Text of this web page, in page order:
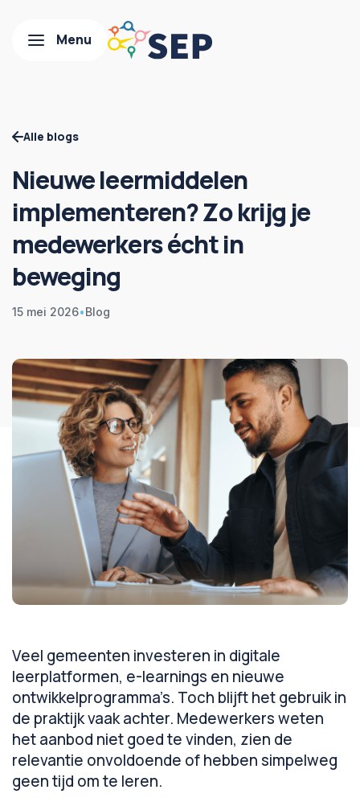
Alle blogs
Nieuwe leermiddelen
implementeren? Zo krijg je
medewerkers écht in
beweging
15 mei 2026•Blog
Veel gemeenten investeren in digitale
leerplatformen, e-learnings en nieuwe
ontwikkelprogramma’s. Toch blijft het gebruik in
de praktijk vaak achter. Medewerkers weten
het aanbod niet goed te vinden, zien de
relevantie onvoldoende of hebben simpelweg
geen tijd om te leren.